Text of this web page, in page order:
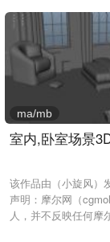
室内,卧室场景
ma/mb
该作品由（小旋风）
声明：摩尔网（
人，并不反映任何摩